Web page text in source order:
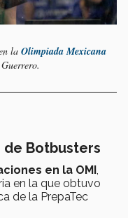
la Olimpiada Mexicana
Botbusters
en la OMI,
en la que obtuvo
de la PrepaTec